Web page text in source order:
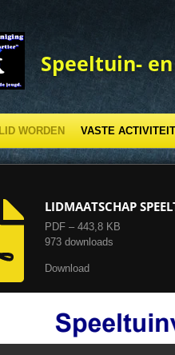
Speeltuin-
LID WORDEN VASTE
LIDMAATSCHAP
PDF – 443,8 KB
973 downloads
Download